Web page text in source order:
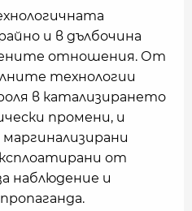
и в дълбочина
отношения. От
технологии
в катализирането
промени, и
маргинализирани
от
наблюдение и